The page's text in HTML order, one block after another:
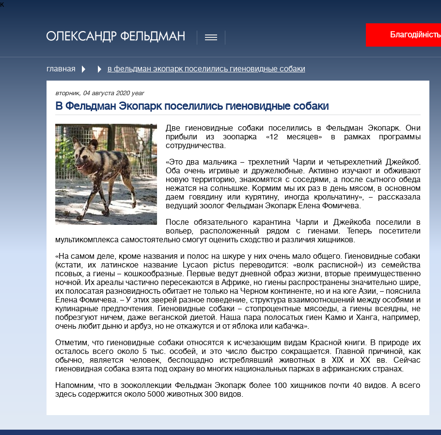
к
Благодійність
главная в фельдман экопарк поселились гиеновидные собаки
вторник, 04 августа 2020 year
В Фельдман Экопарк поселились гиеновидные собаки
Две гиеновидные собаки поселились в Фельдман Экопарк. Они
прибыли из зоопарка «12 месяцев» в рамках программы
сотрудничества.
«Это два мальчика – трехлетний Чарли и четырехлетний Джейкоб.
Оба очень игривые и дружелюбные. Активно изучают и обживают
новую территорию, знакомятся с соседями, а после сытного обеда
нежатся на солнышке. Кормим мы их раз в день мясом, в основном
даем говядину или курятину, иногда крольчатину», – рассказала
ведущий зоолог Фельдман Экопарк Елена Фомичева.
После обязательного карантина Чарли и Джейкоба поселили в
вольер, расположенный рядом с гиенами. Теперь посетители
мультикомплекса самостоятельно смогут оценить сходство и различия хищников.
«На самом деле, кроме названия и полос на шкуре у них очень мало общего. Гиеновидные собаки
(кстати, их латинское название Lycaon pictus переводится: «волк расписной») из семейства
псовых, а гиены – кошкообразные. Первые ведут дневной образ жизни, вторые преимущественно
ночной. Их ареалы частично пересекаются в Африке, но гиены распространены значительно шире,
их полосатая разновидность обитает не только на Черном континенте, но и на юге Азии, – пояснила
Елена Фомичева. – У этих зверей разное поведение, структура взаимоотношений между особями и
кулинарные предпочтения. Гиеновидные собаки – стопроцентные мясоеды, а гиены всеядны, не
побрезгуют ничем, даже веганской диетой. Наша пара полосатых гиен Камю и Ханга, например,
очень любит дыню и арбуз, но не откажутся и от яблока или кабачка».
Отметим, что гиеновидные собаки относятся к исчезающим видам Красной книги. В природе их
осталось всего около 5 тыс. особей, и это число быстро сокращается. Главной причиной, как
обычно, является человек, беспощадно истреблявший животных в XIX и XX вв. Сейчас
гиеновидная собака взята под охрану во многих национальных парках в африканских странах.
Напомним, что в зооколлекции Фельдман Экопарк более 100 хищников почти 40 видов. А всего
здесь содержится около 5000 животных 300 видов.